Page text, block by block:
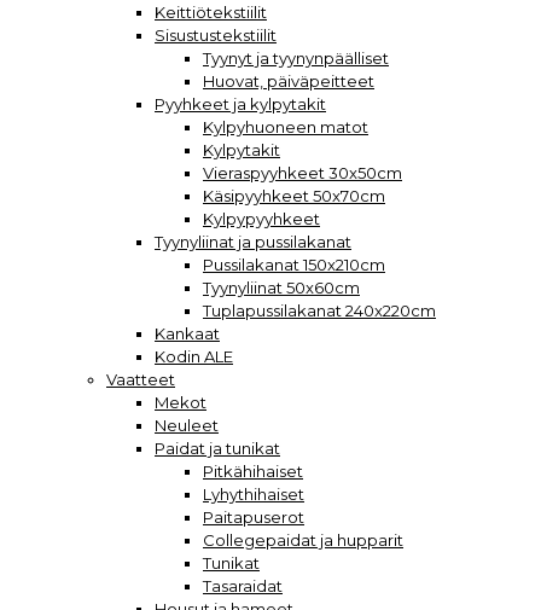
Keittiötekstiilit
Sisustustekstiilit
Tyynyt ja tyynynpäälliset
Huovat, päiväpeitteet
Pyyhkeet ja kylpytakit
Kylpyhuoneen matot
Kylpytakit
Vieraspyyhkeet 30x50cm
Käsipyyhkeet 50x70cm
Kylpypyyhkeet
Tyynyliinat ja pussilakanat
Pussilakanat 150x210cm
Tyynyliinat 50x60cm
Tuplapussilakanat 240x220cm
Kankaat
Kodin ALE
Vaatteet
Mekot
Neuleet
Paidat ja tunikat
Pitkähihaiset
Lyhythihaiset
Paitapuserot
Collegepaidat ja hupparit
Tunikat
Tasaraidat